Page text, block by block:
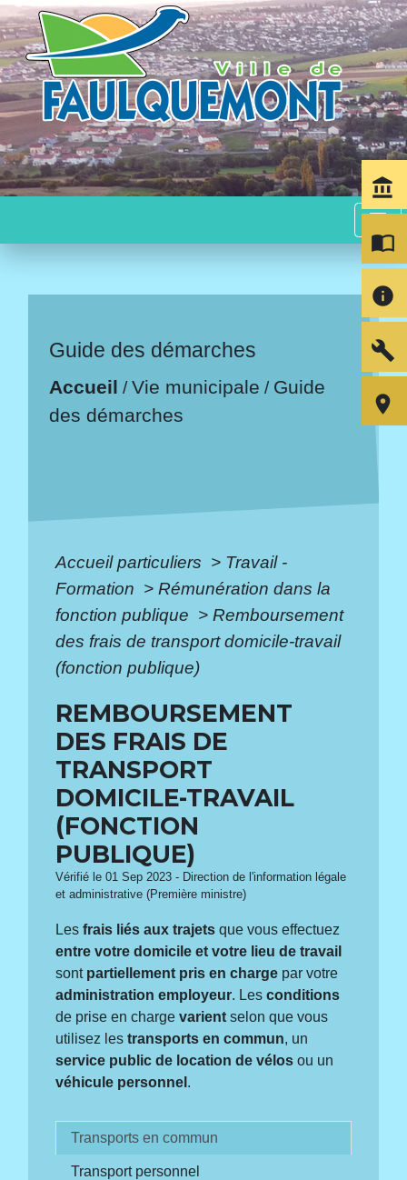
menu
Guide des démarches
Accueil /Vie municipale / Guide
des démarches
Accueil particuliers > Travail -
Formation > Rémunération dans la
fonction publique > Remboursement
des frais de transport domicile-travail
(fonction publique)
REMBOURSEMENT
DES FRAIS DE
TRANSPORT
DOMICILE-TRAVAIL
(FONCTION
PUBLIQUE)
Vérifié le 01 Sep 2023 - Direction de l'information légale
et administrative (Première ministre)
Lesfrais liés aux trajets que vous effectuez
entre votre domicile et votre lieu de travail
sont partiellement pris en charge par votre
administration employeur. Lesconditions
de prise en chargevarient selon que vous
utilisez lestransports en commun, un
service public de location de vélos ou un
véhicule personnel .
Transports en commun
Transport personnel
account_balance
import_contacts
info
build
room